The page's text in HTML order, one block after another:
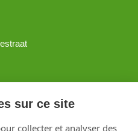
sur ce site
collecter et analyser des